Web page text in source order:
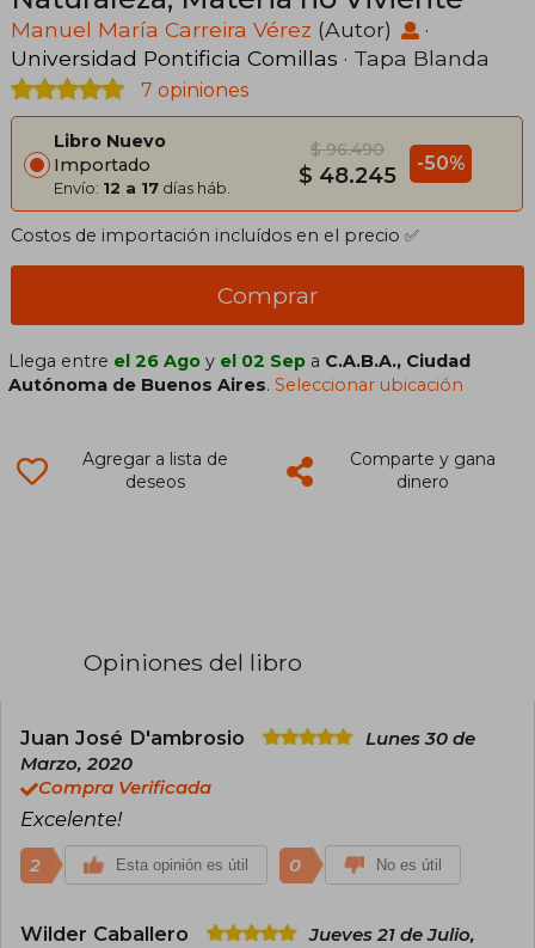
Manuel María Carreira Vérez (Autor)
·
Universidad Pontificia Comillas · Tapa Blanda
7 opiniones
Libro Nuevo
Importado
Envío: 12 a 17 días háb.
$ 96.490
$ 48.245 -50%
Costos de importación incluídos en el precio ✅
Comprar
Llega entre el 26 Ago y el 02 Sep a C.A.B.A., Ciudad
Autónoma de Buenos Aires.Seleccionar ubicación
Agregar a lista de
deseos
Comparte y gana
dinero
Opiniones del libro
Juan José D'ambrosio
Lunes 30 de
Marzo, 2020
Compra Verificada
Excelente!
2 Esta opinión es útil 0 No es útil
Wilder Caballero
Jueves 21 de Julio,